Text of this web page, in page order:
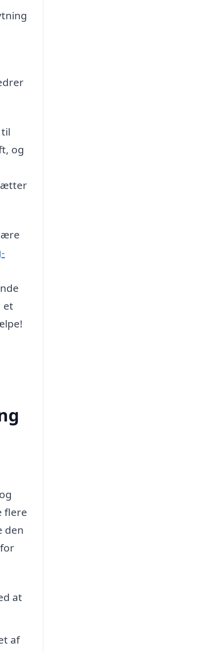
og
et
flere
den
at
af